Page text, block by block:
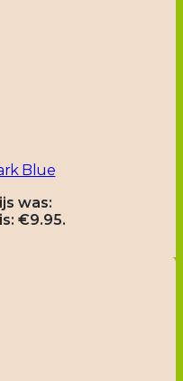
Blue
was:
€9.95.